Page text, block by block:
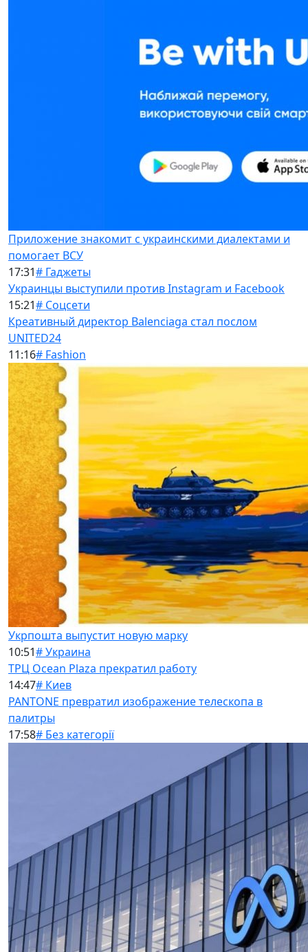
Приложение знакомит с украинскими диалектами и
помогает ВСУ
17:31# Гаджеты
Украинцы выступили против Instagram и Facebook
15:21# Соцсети
Креативный директор Balenciaga стал послом
UNITED24
11:16# Fashion
Укрпошта выпустит новую марку
10:51# Украина
ТРЦ Ocean Plaza прекратил работу
14:47# Киев
PANTONE превратил изображение телескопа в
палитры
17:58# Без категорії